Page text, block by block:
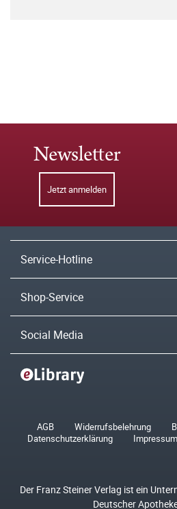
Newsletter
Jetzt anmelden
Service-Hotline
Shop-Service
Social Media
AGB Widerrufsbelehrung
Datenschutzerklärung
Impressum
Der Franz Steiner Verlag ist ein
Deutscher